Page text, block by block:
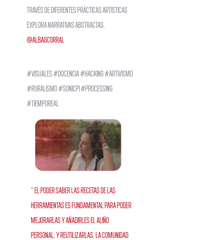
través de diferentes prácticas artísticas
explora narrativas abstractas.
@albagcorral
#visuales #docencia #hacking #artivismo
#ruralismo #sonicpi #processing
#tiemporeal
“ El poder saber las recetas de las
herramientas es fundamental para poder
mejorarlas y añadirles el aliño
personal, y reutilizarlas. La comunidad